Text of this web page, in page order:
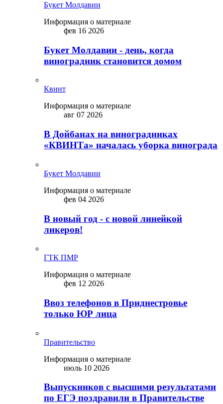
Букет Молдавии
Информация о материале
фев 16 2026
Букет Молдавии - день, когда
виноградник становится домом
Квинт
Информация о материале
авг 07 2026
В Дойбанах на виноградниках
«КВИНТа» началась уборка винограда
Букет Молдавии
Информация о материале
фев 04 2026
В новый год - с новой линейкой
ликepoв!
ГТК ПМР
Информация о материале
фев 12 2026
Ввоз телефонов в Приднестровье
только ЮР лица
Правительство
Информация о материале
июль 10 2026
Выпускников с высшими результатами
по ЕГЭ поздравили в Правительстве